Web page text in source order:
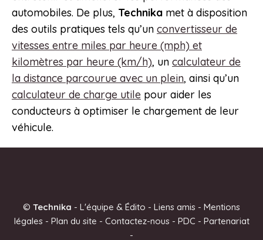
automobiles. De plus, Technika met à disposition
des outils pratiques tels qu’un convertisseur de
vitesses entre miles par heure (mph) et
kilomètres par heure (km/h), un calculateur de
la distance parcourue avec un plein, ainsi qu’un
calculateur de charge utile pour aider les
conducteurs à optimiser le chargement de leur
véhicule.​
© Technika - L'équipe & Édito - Liens amis - Mentions
légales- Plan du site - Contactez-nous- PDC - Partenariat
-